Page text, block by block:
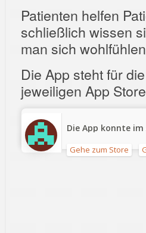
Patienten helfen
schließlich wissen
man sich
Die App steht für
jeweiligen App
Die App konnte
Gehe zum Store